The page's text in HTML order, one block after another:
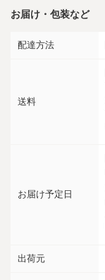
お届け・包装など
配達方法
送料
お届け予定日
出荷元